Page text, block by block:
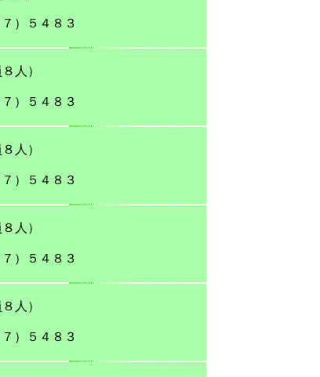
）５４８３
人）
）５４８３
人）
）５４８３
人）
）５４８３
人）
）５４８３